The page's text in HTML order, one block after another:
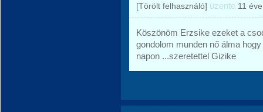
[Törölt felhasználó] üzente 11 éve
Köszönöm Erzsike ezeket a
gondolom munden nő álma
napon ...szeretettel Gizike